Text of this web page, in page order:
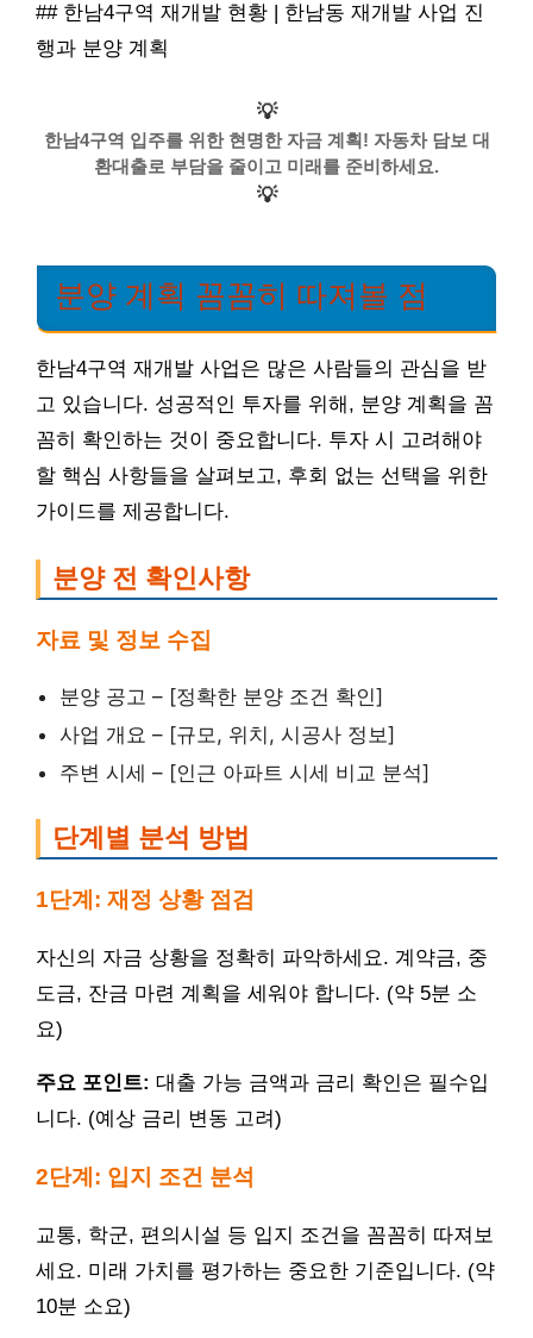
## 한남4구역 재개발 현황 | 한남동 재개발 사업 진
행과 분양 계획
💡
한남4구역 입주를 위한 현명한 자금 계획! 자동차 담보 대
환대출로 부담을 줄이고 미래를 준비하세요.
💡
분양 계획 꼼꼼히 따져볼 점
한남4구역 재개발 사업은 많은 사람들의 관심을 받
고 있습니다. 성공적인 투자를 위해, 분양 계획을 꼼
꼼히 확인하는 것이 중요합니다. 투자 시 고려해야
할 핵심 사항들을 살펴보고, 후회 없는 선택을 위한
가이드를 제공합니다.
분양 전 확인사항
자료 및 정보 수집
분양 공고 – [정확한 분양 조건 확인]
사업 개요 – [규모, 위치, 시공사 정보]
주변 시세 – [인근 아파트 시세 비교 분석]
단계별 분석 방법
1단계: 재정 상황 점검
자신의 자금 상황을 정확히 파악하세요. 계약금, 중
도금, 잔금 마련 계획을 세워야 합니다. (약 5분 소
요)
주요 포인트: 대출 가능 금액과 금리 확인은 필수입
니다. (예상 금리 변동 고려)
2단계: 입지 조건 분석
교통, 학군, 편의시설 등 입지 조건을 꼼꼼히 따져보
세요. 미래 가치를 평가하는 중요한 기준입니다. (약
10분 소요)